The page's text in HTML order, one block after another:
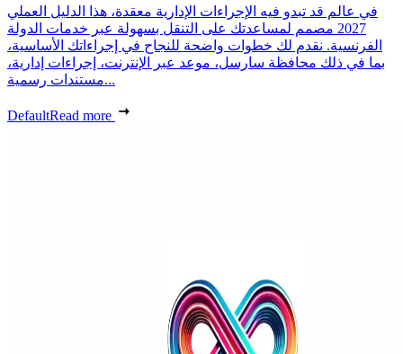
في عالم قد تبدو فيه الإجراءات الإدارية معقدة، هذا الدليل العملي
2027 مصمم لمساعدتك على التنقل بسهولة عبر خدمات الدولة
الفرنسية. نقدم لك خطوات واضحة للنجاح في إجراءاتك الأساسية،
بما في ذلك محافظة سارسل، موعد عبر الإنترنت، إجراءات إدارية،
مستندات رسمية...
DefaultRead more